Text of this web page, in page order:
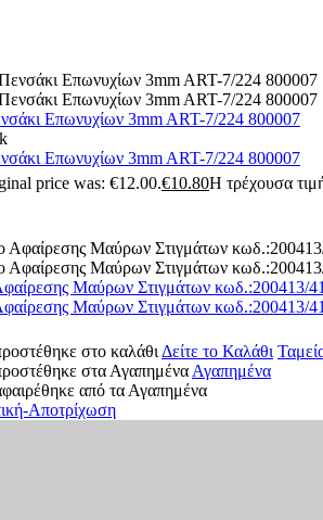
Επωνυχίων 3mm ART-7/224 800007
Επωνυχίων 3mm ART-7/224 800007
price was: €12.00.€10.80Η τρέχουσα
Μαύρων Στιγμάτων κωδ.:200413/
Μαύρων Στιγμάτων κωδ.:200413/
στο καλάθι Δείτε το Καλάθι
στα Αγαπημένα Αγαπημένα
από τα Αγαπημένα
Αποτρίχωση